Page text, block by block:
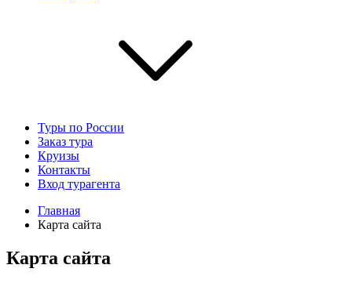
Туры по России
Заказ тура
Круизы
Контакты
Вход турагента
Главная
Карта сайта
Карта сайта